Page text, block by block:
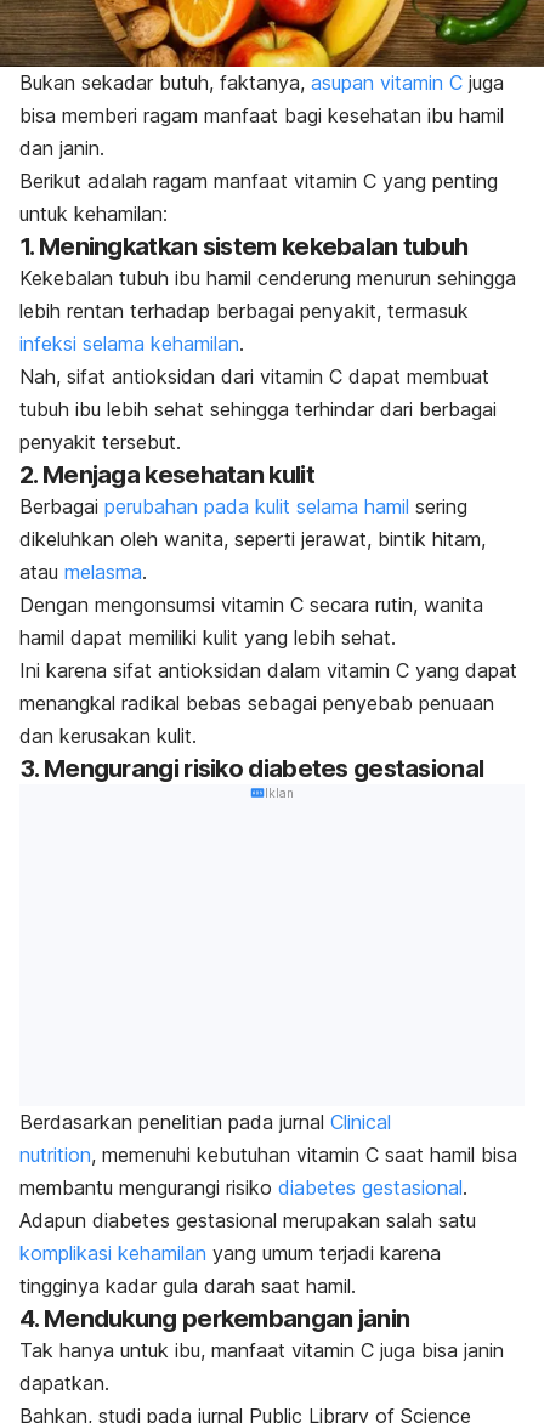
Bukan sekadar butuh, faktanya, asupan vitamin C juga
bisa memberi ragam manfaat bagi kesehatan ibu hamil
dan janin.
Berikut adalah ragam manfaat vitamin C yang penting
untuk kehamilan:
1. Meningkatkan sistem kekebalan tubuh
Kekebalan tubuh ibu hamil cenderung menurun sehingga
lebih rentan terhadap berbagai penyakit, termasuk
infeksi selama kehamilan.
Nah, sifat antioksidan dari vitamin C dapat membuat
tubuh ibu lebih sehat sehingga terhindar dari berbagai
penyakit tersebut.
2. Menjaga kesehatan kulit
Berbagai perubahan pada kulit selama hamil sering
dikeluhkan oleh wanita, seperti jerawat, bintik hitam,
atau melasma.
Dengan mengonsumsi vitamin C secara rutin, wanita
hamil dapat memiliki kulit yang lebih sehat.
Ini karena sifat antioksidan dalam vitamin C yang dapat
menangkal radikal bebas sebagai penyebab penuaan
dan kerusakan kulit.
3. Mengurangi risiko diabetes gestasional
Iklan
Berdasarkan penelitian pada jurnal Clinical
nutrition, memenuhi kebutuhan vitamin C saat hamil bisa
membantu mengurangi risiko diabetes gestasional.
Adapun diabetes gestasional merupakan salah satu
komplikasi kehamilan yang umum terjadi karena
tingginya kadar gula darah saat hamil.
4. Mendukung perkembangan janin
Tak hanya untuk ibu, manfaat vitamin C juga bisa janin
dapatkan.
Bahkan, studi pada jurnal Public Library of Science